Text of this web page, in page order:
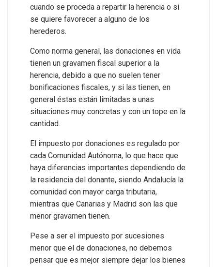
cuando se proceda a repartir la herencia o si
se quiere favorecer a alguno de los
herederos.
Como norma general, las donaciones en vida
tienen un gravamen fiscal superior a la
herencia, debido a que no suelen tener
bonificaciones fiscales, y si las tienen, en
general éstas están limitadas a unas
situaciones muy concretas y con un tope en la
cantidad.
El impuesto por donaciones es regulado por
cada Comunidad Autónoma, lo que hace que
haya diferencias importantes dependiendo de
la residencia del donante, siendo Andalucía la
comunidad con mayor carga tributaria,
mientras que Canarias y Madrid son las que
menor gravamen tienen.
Pese a ser el impuesto por sucesiones
menor que el de donaciones, no debemos
pensar que es mejor siempre dejar los bienes